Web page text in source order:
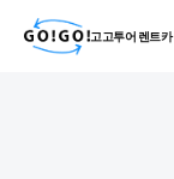
고고투어 렌트카